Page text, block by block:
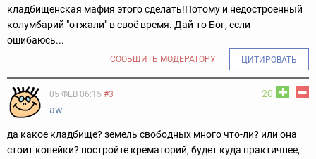
кладбищенская мафия этого сделать!Потому и недостроенный
колумбарий "отжали" в своё время. Дай-то Бог, если
ошибаюсь...
СООБЩИТЬ МОДЕРАТОРУ ЦИТИРОВАТЬ
20
05 ФЕВ 06:15 #3
aw
да какое кладбище? земель свободных много что-ли? или она
стоит копейки? постройте крематорий, будет куда практичнее,